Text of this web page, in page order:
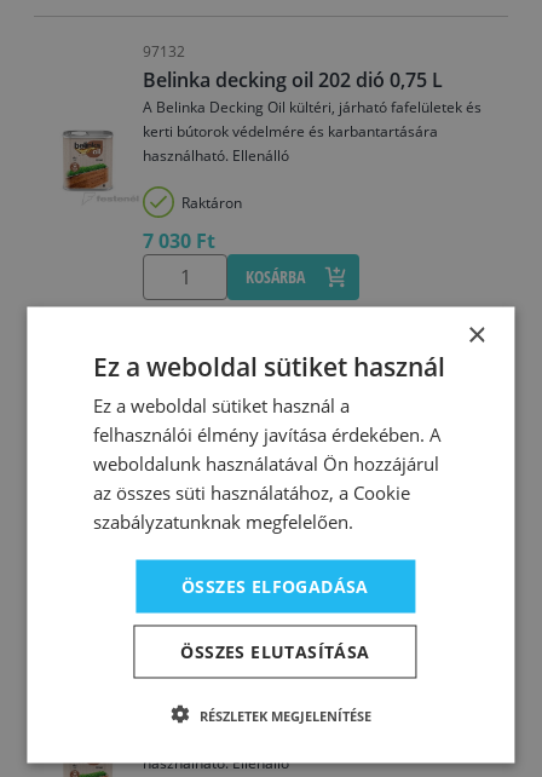
97132
Belinka decking oil 202 dió 0,75 L
A Belinka Decking Oil kültéri, járható fafelületek és
kerti bútorok védelmére és karbantartására
használható. Ellenálló
Raktáron
7 030 Ft
KOSÁRBA
97133
Belinka decking oil 202 dió 2,5 L
A Belinka Decking Oil kültéri, járható fafelületek és
kerti bútorok védelmére és karbantartására
használható. Ellenálló
Utolsó darabok
KOSÁRBA
97134
Belinka decking oil 203 teak 0,75 L
A Belinka Decking Oil kültéri, járható fafelületek és
használható. Ellenálló
×
Ez a weboldal sütiket használ
Ez a weboldal sütiket használ a
felhasználói élmény javítása érdekében. A
weboldalunk használatával Ön hozzájárul
az összes süti használatához, a Cookie
szabályzatunknak megfelelően.
ÖSSZES ELFOGADÁSA
ÖSSZES ELUTASÍTÁSA
RÉSZLETEK MEGJELENÍTÉSE